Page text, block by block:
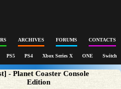
ARCHIVES FORUMS CONTACTS
PS5 PS4 Xbox Series X ONE Switch
- Planet Coaster Console
Edition